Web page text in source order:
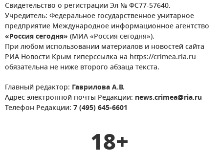
Свидетельство о регистрации Эл № ФС77-57640.
Учредитель: Федеральное государственное унитарное
предприятие Международное информационное агентство
«Россия сегодня» (МИА «Россия сегодня»).
При любом использовании материалов и новостей сайта
РИА Новости Крым гиперссылка на https://crimea.ria.ru
обязательна не ниже второго абзаца текста.
Главный редактор: Гаврилова А.В.
Адрес электронной почты Редакции: news.crimea@ria.ru
Телефон Редакции: 7 (495) 645-6601
18+